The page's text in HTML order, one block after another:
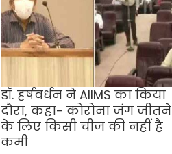
डॉ. हर्षवर्धन ने AIIMS का किया
दौरा, कहा- कोरोना जंग जीतने
के लिए किसी चीज की नहीं है
कमी